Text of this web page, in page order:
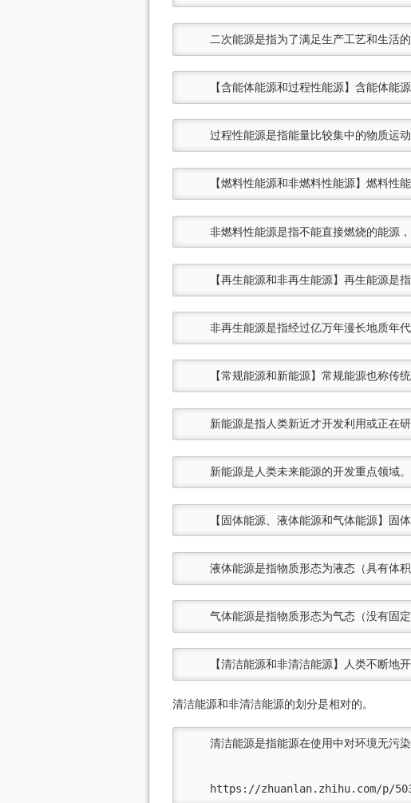
二次能源是指为了满足生产工艺和生活
【含能体能源和过程性能源】含能体能
过程性能源是指能量比较集中的物质运
【燃料性能源和非燃料性能源】燃料性
非燃料性能源是指不能直接燃烧的能源
【再生能源和非再生能源】再生能源是
非再生能源是指经过亿万年漫长地质年
【常规能源和新能源】常规能源也称传
新能源是指人类新近才开发利用或正在
新能源是人类未来能源的开发重点领域
【固体能源、液体能源和气体能源】固
液体能源是指物质形态为液态（具有体
气体能源是指物质形态为气态（没有固
【清洁能源和非清洁能源】人类不断地
清洁能源和非清洁能源的划分是相对的。
清洁能源是指能源在使用中对环境无污
https://zhuanlan.zhihu.com/p/